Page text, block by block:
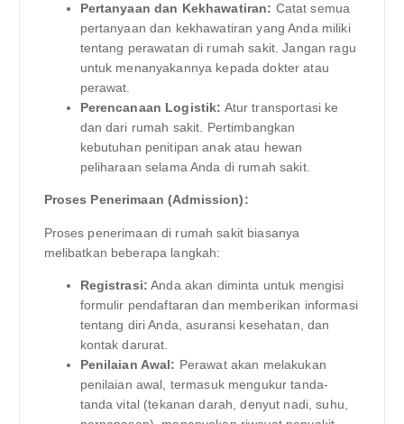
Pertanyaan dan Kekhawatiran: Catat semua
pertanyaan dan kekhawatiran yang Anda miliki
tentang perawatan di rumah sakit. Jangan ragu
untuk menanyakannya kepada dokter atau
perawat.
Perencanaan Logistik: Atur transportasi ke
dan dari rumah sakit. Pertimbangkan
kebutuhan penitipan anak atau hewan
peliharaan selama Anda di rumah sakit.
Proses Penerimaan (Admission):
Proses penerimaan di rumah sakit biasanya
melibatkan beberapa langkah:
Registrasi: Anda akan diminta untuk mengisi
formulir pendaftaran dan memberikan informasi
tentang diri Anda, asuransi kesehatan, dan
kontak darurat.
Penilaian Awal: Perawat akan melakukan
penilaian awal, termasuk mengukur tanda-
tanda vital (tekanan darah, denyut nadi, suhu,